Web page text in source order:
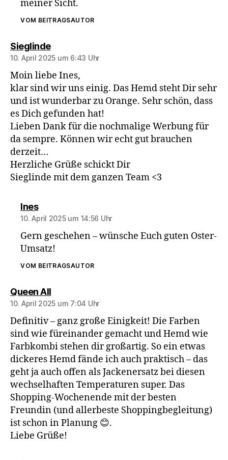
meiner Sicht.
VOM BEITRAGSAUTOR
Sieglindesagt:
10. April 2025 um 6:43 Uhr
Moin liebe Ines,
klar sind wir uns einig. Das Hemd steht Dir sehr
und ist wunderbar zu Orange. Sehr schön, dass
es Dich gefunden hat!
Lieben Dank für die nochmalige Werbung für
da sempre. Können wir echt gut brauchen
derzeit…
Herzliche Grüße schickt Dir
Sieglinde mit dem ganzen Team <3
Inessagt:
10. April 2025 um 14:56 Uhr
Gern geschehen – wünsche Euch guten Oster-
Umsatz!
VOM BEITRAGSAUTOR
Queen Allsagt:
10. April 2025 um 7:04 Uhr
Definitiv – ganz große Einigkeit! Die Farben
sind wie füreinander gemacht und Hemd wie
Farbkombi stehen dir großartig. So ein etwas
dickeres Hemd fände ich auch praktisch – das
geht ja auch offen als Jackenersatz bei diesen
wechselhaften Temperaturen super. Das
Shopping-Wochenende mit der besten
Freundin (und allerbeste Shoppingbegleitung)
ist schon in Planung 😊.
Liebe Grüße!